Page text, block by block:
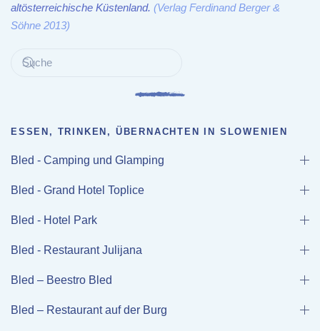
altösterreichische Küstenland. (Verlag Ferdinand Berger &
Söhne 2013)
ESSEN, TRINKEN, ÜBERNACHTEN IN SLOWENIEN
Bled - Camping und Glamping
Bled - Grand Hotel Toplice
Bled - Hotel Park
Bled - Restaurant Julijana
Bled – Beestro Bled
Bled – Restaurant auf der Burg